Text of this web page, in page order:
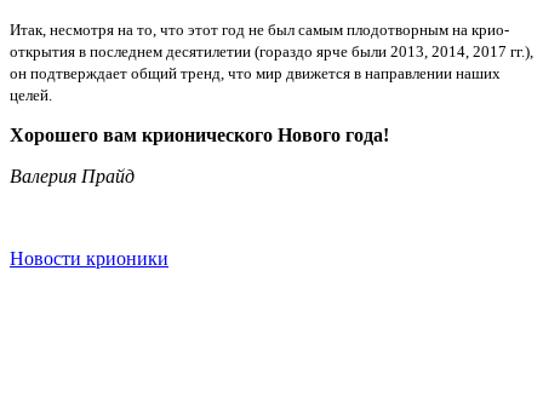
Итак, несмотря на то, что этот год не был самым плодотворным на крио-
открытия в последнем десятилетии (гораздо ярче были 2013, 2014, 2017 гг.),
он подтверждает общий тренд, что мир движется в направлении наших
целей.
Хорошего вам крионического Нового года!
Валерия Прайд
Новости крионики